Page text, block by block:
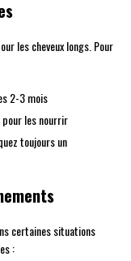
les cheveux longs. Pour
2-3 mois
pour les nourrir
toujours un
certaines situations
: